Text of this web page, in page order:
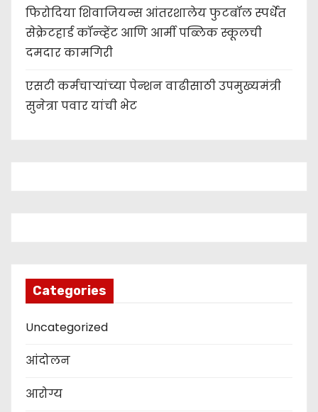
फिरोदिया शिवाजियन्स आंतरशालेय फुटबॉल स्पर्धेत
सेक्रेटहार्ड कॉन्व्हेंट आणि आर्मी पब्लिक स्कूलची
दमदार कामगिरी
एसटी कर्मचाऱ्यांच्या पेन्शन वाढीसाठी उपमुख्यमंत्री
सुनेत्रा पवार यांची भेट
Categories
Uncategorized
आंदोलन
आरोग्य